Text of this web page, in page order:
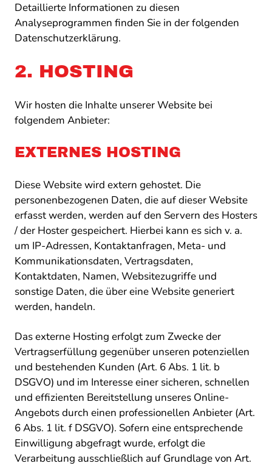
Detaillierte Informationen zu diesen
Analyseprogrammen finden Sie in der folgenden
Datenschutzerklärung.
2. HOSTING
Wir hosten die Inhalte unserer Website bei
folgendem Anbieter:
EXTERNES HOSTING
Diese Website wird extern gehostet. Die
personenbezogenen Daten, die auf dieser Website
erfasst werden, werden auf den Servern des Hosters
/ der Hoster gespeichert. Hierbei kann es sich v. a.
um IP-Adressen, Kontaktanfragen, Meta- und
Kommunikationsdaten, Vertragsdaten,
Kontaktdaten, Namen, Websitezugriffe und
sonstige Daten, die über eine Website generiert
werden, handeln.
Das externe Hosting erfolgt zum Zwecke der
Vertragserfüllung gegenüber unseren potenziellen
und bestehenden Kunden (Art. 6 Abs. 1 lit. b
DSGVO) und im Interesse einer sicheren, schnellen
und effizienten Bereitstellung unseres Online-
Angebots durch einen professionellen Anbieter (Art.
6 Abs. 1 lit. f DSGVO). Sofern eine entsprechende
Einwilligung abgefragt wurde, erfolgt die
Verarbeitung ausschließlich auf Grundlage von Art.